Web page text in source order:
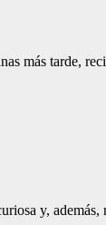
más tarde,
y,